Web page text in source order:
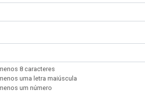
8 caracteres
uma letra maiúscula
um número